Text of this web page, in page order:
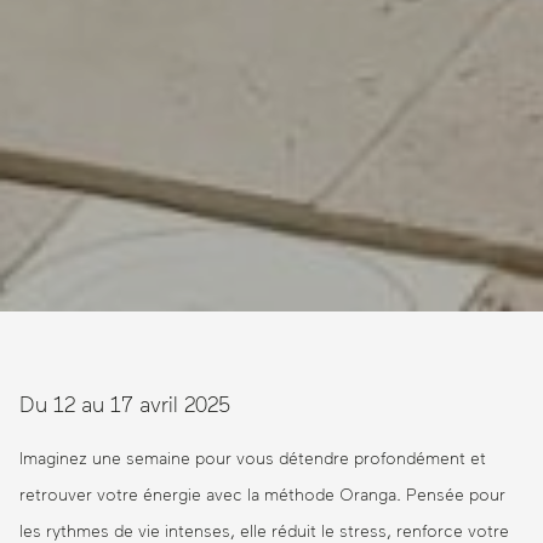
Du 12 au 17 avril 2025
Imaginez une semaine pour vous détendre profondément et
retrouver votre énergie avec la méthode Oranga. Pensée pour
les rythmes de vie intenses, elle réduit le stress, renforce votre